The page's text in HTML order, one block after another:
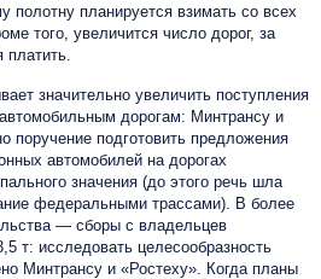
планируется взимать со всех
того, увеличится число дорог, за
значительно увеличить поступления
дорогам: Минтрансу и
поручение подготовить предложения
автомобилей на дорогах
значения (до этого речь шла
федеральными трассами). В более
— сборы с владельцев
т: исследовать целесообразность
Минтрансу и «Ростеху». Когда планы